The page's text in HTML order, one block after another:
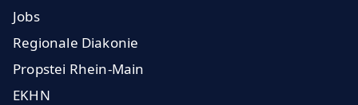
Jobs
Regionale Diakonie
Propstei Rhein-Main
EKHN